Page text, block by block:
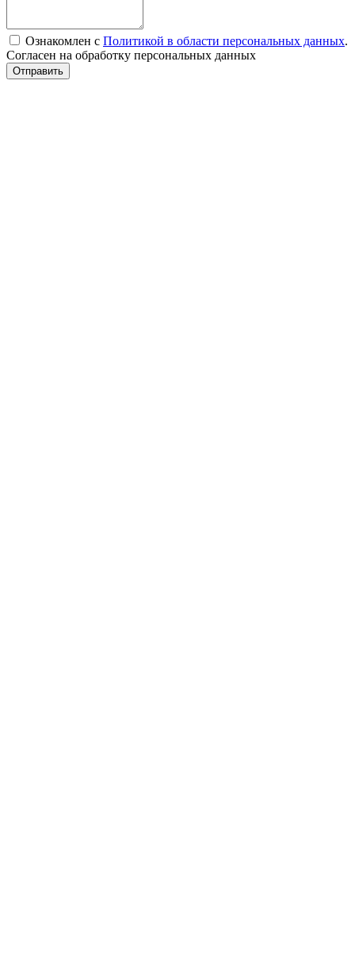
Ознакомлен с Политикой в области персональных данных.
Согласен на обработку персональных данных
Отправить